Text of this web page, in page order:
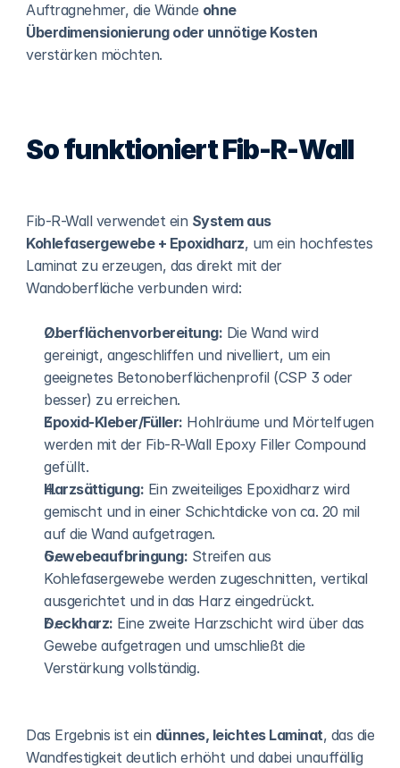
Auftragnehmer, die Wände ohne
Überdimensionierung oder unnötige Kosten
verstärken möchten.
So funktioniert Fib-R-Wall
Fib-R-Wall verwendet ein System aus
Kohlefasergewebe + Epoxidharz, um ein hochfestes
Laminat zu erzeugen, das direkt mit der
Wandoberfläche verbunden wird:
Oberflächenvorbereitung: Die Wand wird
gereinigt, angeschliffen und nivelliert, um ein
geeignetes Betonoberflächenprofil (CSP 3 oder
besser) zu erreichen.
Epoxid-Kleber/Füller: Hohlräume und Mörtelfugen
werden mit der Fib-R-Wall Epoxy Filler Compound
gefüllt.
Harzsättigung: Ein zweiteiliges Epoxidharz wird
gemischt und in einer Schichtdicke von ca. 20 mil
auf die Wand aufgetragen.
Gewebeaufbringung: Streifen aus
Kohlefasergewebe werden zugeschnitten, vertikal
ausgerichtet und in das Harz eingedrückt.
Deckharz: Eine zweite Harzschicht wird über das
Gewebe aufgetragen und umschließt die
Verstärkung vollständig.
Das Ergebnis ist ein dünnes, leichtes Laminat, das die
Wandfestigkeit deutlich erhöht und dabei unauffällig